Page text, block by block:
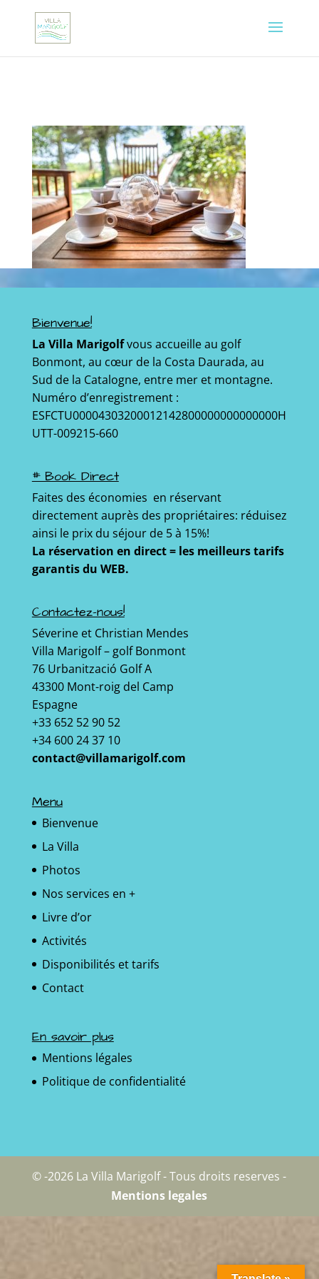
Bienvenue!
La Villa Marigolfvous accueille au golf
Bonmont, au cœur de la Costa Daurada, au
Sud de la Catalogne, entre mer et montagne.
Numéro d’enregistrement :
ESFCTU00004303200012142800000000000000H
UTT-009215-660
# Book Direct
Faites des économies en réservant
directement auprès des propriétaires: réduisez
ainsi le prix du séjour de 5 à 15%!
La réservation en direct = les meilleurs tarifs
garantis du WEB.
Contactez-nous!
Séverine et Christian Mendes
Villa Marigolf – golf Bonmont
76 Urbanització Golf A
43300 Mont-roig del Camp
Espagne
+33 652 52 90 52
+34 600 24 37 10
contact@villamarigolf.com
Menu
Bienvenue
La Villa
Photos
Nos services en +
Livre d’or
Activités
Disponibilités et tarifs
Contact
En savoir plus
Mentions légales
Politique de confidentialité
© -2026 La Villa Marigolf - Tous droits reserves -
Mentions legales